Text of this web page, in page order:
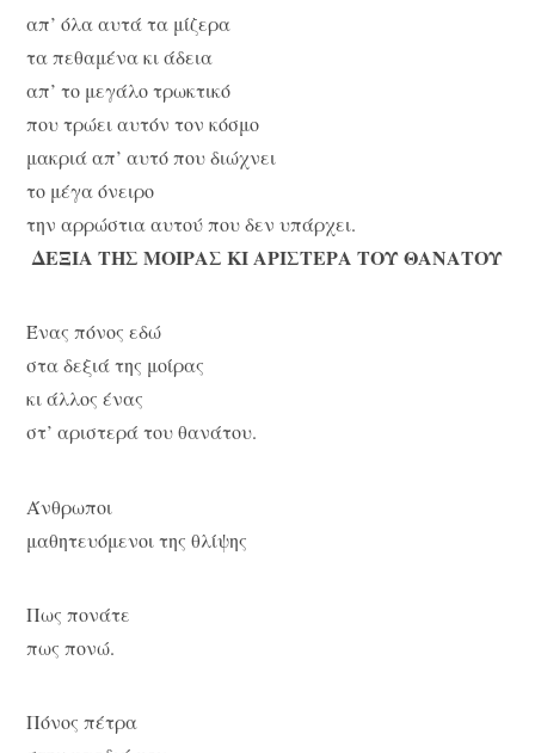
απ’ όλα αυτά τα μίζερα
τα πεθαμένα κι άδεια
απ’ το μεγάλο τρωκτικό
που τρώει αυτόν τον κόσμο
μακριά απ’ αυτό που διώχνει
το μέγα όνειρο
την αρρώστια αυτού που δεν υπάρχει.
ΔΕΞΙΑ ΤΗΣ ΜΟΙΡΑΣ ΚΙ ΑΡΙΣΤΕΡΑ ΤΟΥ ΘΑΝΑΤΟΥ
Ένας πόνος εδώ
στα δεξιά της μοίρας
κι άλλος ένας
στ’ αριστερά του θανάτου.
Άνθρωποι
μαθητευόμενοι της θλίψης
Πως πονάτε
πως πονώ.
Πόνος πέτρα